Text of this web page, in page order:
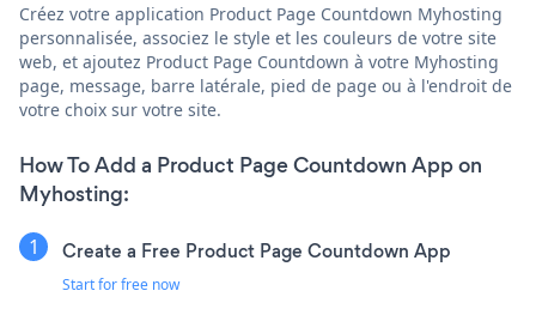
Créez votre application Product Page Countdown Myhosting
personnalisée, associez le style et les couleurs de votre site
web, et ajoutez Product Page Countdown à votre Myhosting
page, message, barre latérale, pied de page ou à l'endroit de
votre choix sur votre site.
How To Add a Product Page Countdown App on
Myhosting:
Create a Free Product Page Countdown App
Start for free now